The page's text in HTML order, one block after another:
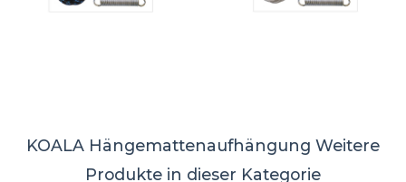
KOALA Hängemattenaufhängung Weitere
Produkte in dieser Kategorie